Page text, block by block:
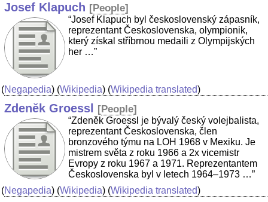
Josef Klapuch [People]
“Josef Klapuch byl československý zápasník,
reprezentant Československa, olympionik,
který získal stříbrnou medaili z Olympijských
her …”
(Negapedia) (Wikipedia) (Wikipedia translated)
Zdeněk Groessl [People]
“Zdeněk Groessl je bývalý český volejbalista,
reprezentant Československa, člen
bronzového týmu na LOH 1968 v Mexiku. Je
mistrem světa z roku 1966 a 2x vicemistr
Evropy z roku 1967 a 1971. Reprezentantem
Československa byl v letech 1964–1973 …”
(Negapedia) (Wikipedia) (Wikipedia translated)